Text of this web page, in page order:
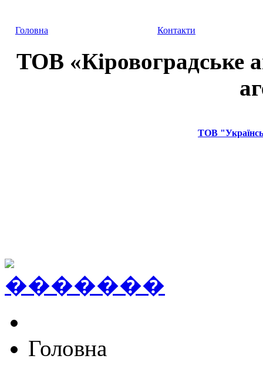
Головна Контакти
ТОВ «Кіровоградське
ТОВ
Головна